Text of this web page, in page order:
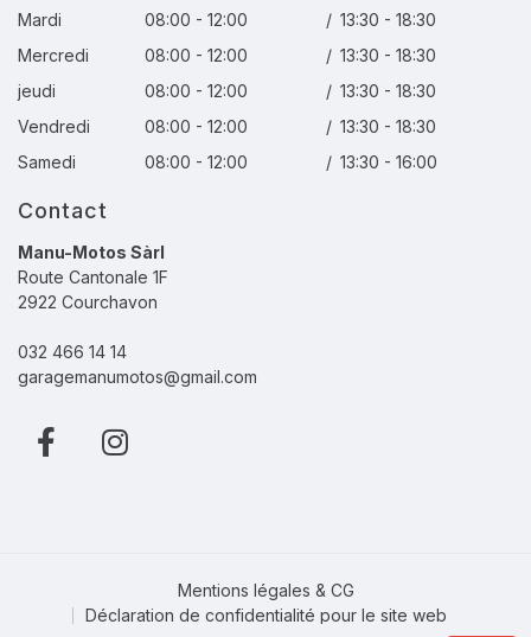
Mardi
08:00 - 12:00 / 13:30 - 18:30
Mercredi
08:00 - 12:00 / 13:30 - 18:30
jeudi
08:00 - 12:00 / 13:30 - 18:30
Vendredi
08:00 - 12:00 / 13:30 - 18:30
Samedi
08:00 - 12:00 / 13:30 - 16:00
Contact
Manu-Motos Sàrl
Route Cantonale 1F
2922 Courchavon
032 466 14 14
garagemanumotos@gmail.com
Mentions légales & CG
Déclaration de confidentialité pour le site web